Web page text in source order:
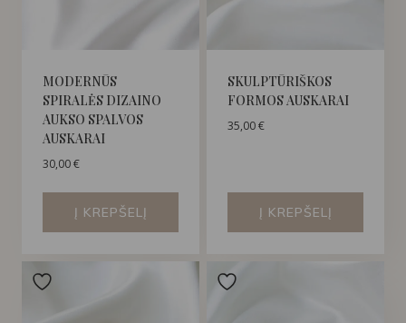
MODERNŪS
SPIRALĖS DIZAINO
AUKSO SPALVOS
AUSKARAI
30,00€
Į KREPŠELĮ
SKULPTŪRIŠKOS
FORMOS AUSKARAI
35,00€
Į KREPŠELĮ